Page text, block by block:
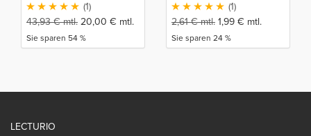
(1)
43,93€mtl. 20,00 € mtl.
Sie sparen 54 %
(1)
2,61€mtl. 1,99 € mtl.
Sie sparen 24 %
LECTURIO